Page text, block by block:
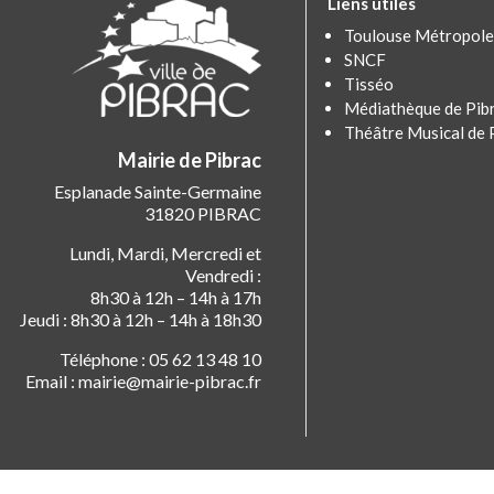
Mairie de Pibrac
Esplanade Sainte-Germaine
31820 PIBRAC
Lundi, Mardi, Mercredi et
Vendredi :
8h30 à 12h – 14h à 17h
Jeudi : 8h30 à 12h – 14h à 18h30
Téléphone : 05 62 13 48 10
Email : mairie@mairie-pibrac.fr
Toulouse Métropole
SNCF
Tisséo
Médiathèque de
Théâtre Musical de